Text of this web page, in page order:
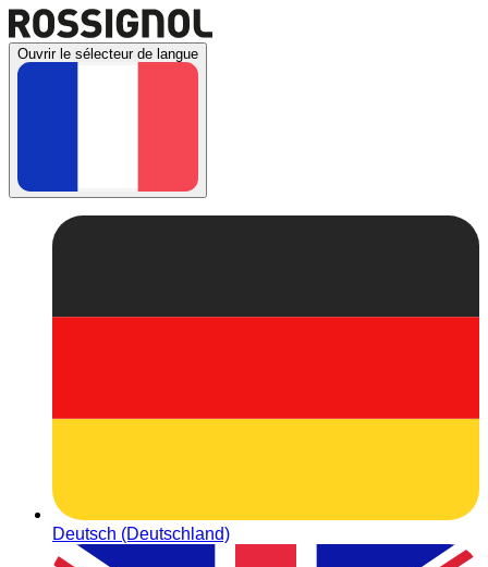
Ouvrir le sélecteur de langue
Deutsch (Deutschland)